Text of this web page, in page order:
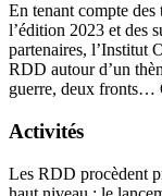
En tenant compte
l’édition 2023 et des
partenaires, l’Institut
RDD autour d’un
guerre, deux fronts…
Activités
Les RDD procèdent